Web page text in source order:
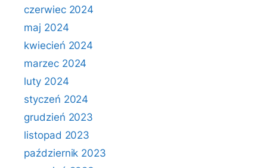
czerwiec 2024
maj 2024
kwiecień 2024
marzec 2024
luty 2024
styczeń 2024
grudzień 2023
listopad 2023
październik 2023